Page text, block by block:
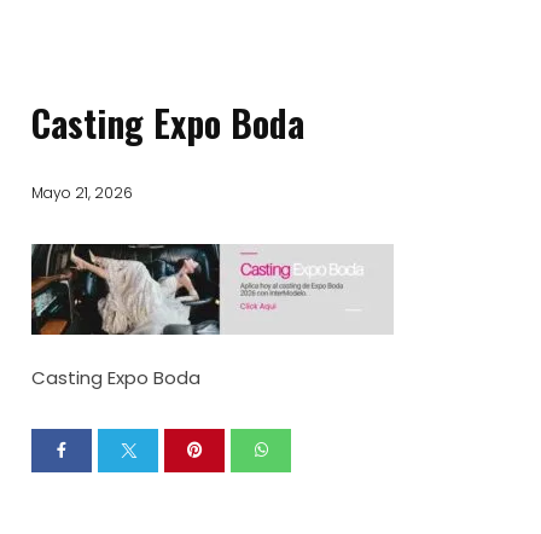
Casting Expo Boda
Mayo 21, 2026
Casting Expo Boda